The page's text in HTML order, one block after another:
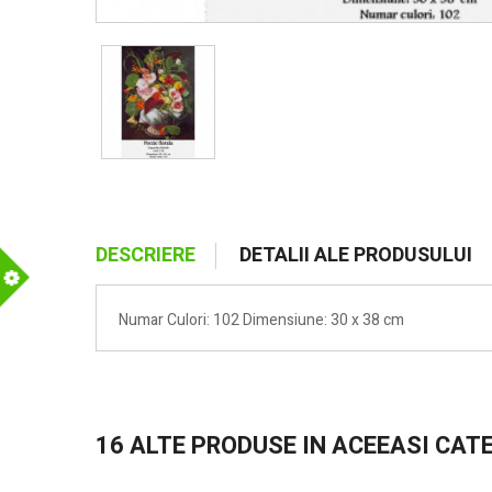
DESCRIERE DETALII ALE PRODUSULUI
Numar Culori: 102 Dimensiune: 30 x 38 cm
16 ALTE PRODUSE IN ACEEASI